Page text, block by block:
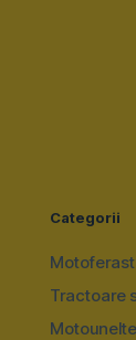
Categorii
Tractoare
Motounelte